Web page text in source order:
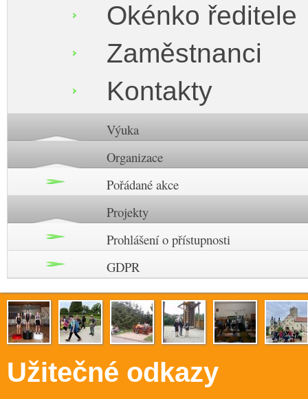
Okénko ředitele
Zaměstnanci
Kontakty
Výuka
Organizace
Pořádané akce
Projekty
Prohlášení o přístupnosti
GDPR
Užitečné odkazy